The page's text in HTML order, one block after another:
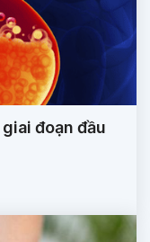
đoạn đầu